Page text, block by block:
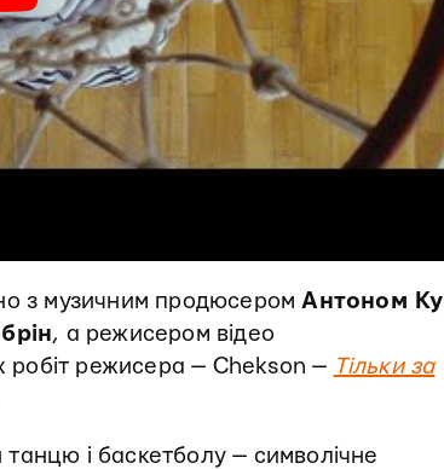
з музичним продюсеромАнтоном
, а режисером відео
робіт режисера — Chekson — Тільки за
і баскетболу — символічне